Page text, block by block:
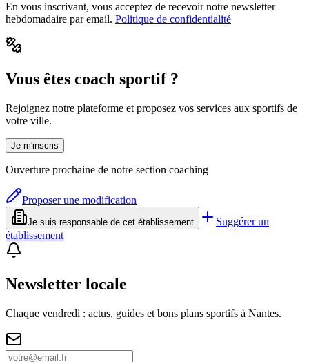
En vous inscrivant, vous acceptez de recevoir notre newsletter
hebdomadaire par email. Politique de confidentialité
Vous êtes coach sportif ?
Rejoignez notre plateforme et proposez vos services aux sportifs de
votre ville.
Je m'inscris
Ouverture prochaine de notre section coaching
Proposer une modification
Je suis responsable de cet établissement
Suggérer un
établissement
Newsletter locale
Chaque vendredi : actus, guides et bons plans sportifs à Nantes.